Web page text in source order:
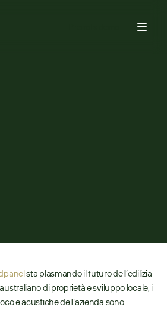
sta plasmando il futuro dell’edilizia
di proprietà e sviluppo locale, i
e acustiche dell’azienda sono